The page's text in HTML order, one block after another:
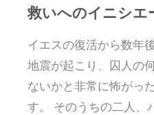
救いへのイニシエ
イエスの復活から数年
地震が起こり、囚人の
ないかと非常に怖がっ
す。 そのうちの二人、